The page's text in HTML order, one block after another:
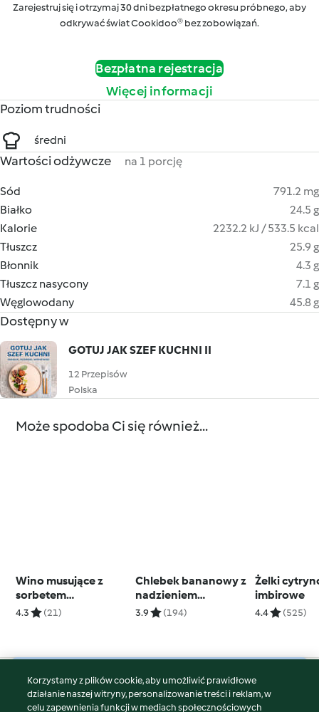
Zarejestruj się i otrzymaj 30 dni bezpłatnego okresu próbnego, aby
odkrywać świat Cookidoo® bez zobowiązań.
Bezpłatna rejestracja
Więcej informacji
Poziom trudności
średni
Wartości odżywcze na 1 porcję
Sód
791.2 mg
Białko
24.5 g
Kalorie
2232.2 kJ / 533.5 kcal
Tłuszcz
25.9 g
Błonnik
4.3 g
Tłuszcz nasycony
7.1 g
Węglowodany
45.8 g
Dostępny w
GOTUJ JAK SZEF KUCHNI II
12 Przepisów
Polska
Może spodoba Ci się również...
Wino musujące z
sorbetem
malinowym
4.3 (21)
Chlebek bananowy z
nadzieniem
orzechowo-
3.9 (194)
Żelki
imbirowe
4.4 (525)
© Copyright 2026
Korzystamy z plików cookie, aby umożliwić prawidłowe
działanie naszej witryny, personalizowanie treści i reklam, w
celu zapewnienia funkcji w mediach społecznościowych